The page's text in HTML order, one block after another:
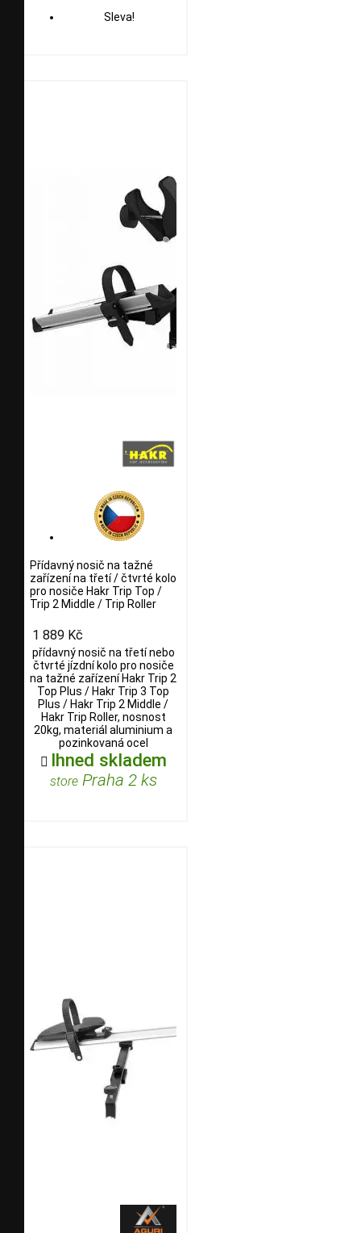
Sleva!
Přídavný nosič na tažné
zařízení na třetí / čtvrté kolo
pro nosiče Hakr Trip Top /
Trip 2 Middle / Trip Roller
1 889 Kč
přídavný nosič na třetí nebo
čtvrté jízdní kolo pro nosiče
na tažné zařízení Hakr Trip 2
Top Plus / Hakr Trip 3 Top
Plus / Hakr Trip 2 Middle /
Hakr Trip Roller, nosnost
20kg, materiál aluminium a
pozinkovaná ocel
 Ihned skladem
storePraha 2 ks